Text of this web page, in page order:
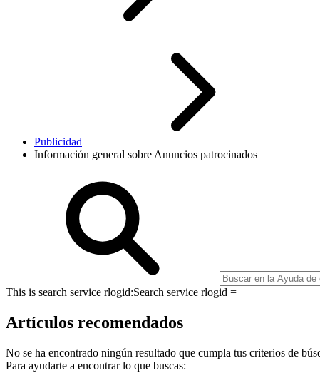
Publicidad
Información general sobre Anuncios patrocinados
This is search service rlogid:Search service rlogid =
Artículos recomendados
No se ha encontrado ningún resultado que cumpla tus criterios de
Para ayudarte a encontrar lo que buscas: